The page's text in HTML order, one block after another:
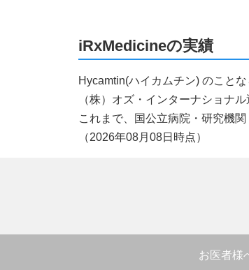
iRxMedicineの実績
Hycamtin(ハイカムチン) のこと
（株）オズ・インターナショナ
これまで、国公立病院・研究機関
（2026年08月08日時点）
お医者様